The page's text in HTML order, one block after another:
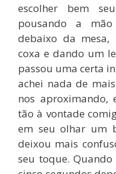
escolher bem
pousando a
debaixo da
coxa e dando um
passou uma certa
achei nada de
nos aproximando,
tão à vontade
em seu olhar um
deixou mais
seu toque.